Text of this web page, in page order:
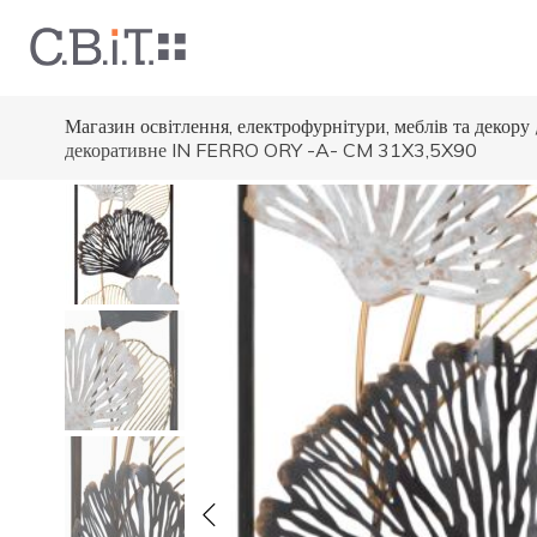
Магазин освітлення, електрофурнітури, меблів та декору
декоративне IN FERRO ORY -A- CM 31X3,5X90